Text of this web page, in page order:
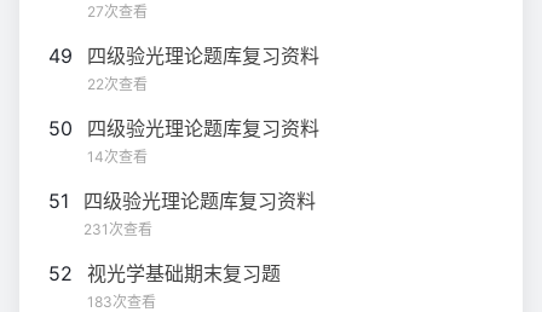
27次查看
49 四级验光理论题库复习资料
22次查看
50 四级验光理论题库复习资料
14次查看
51 四级验光理论题库复习资料
231次查看
52 视光学基础期末复习题
183次查看